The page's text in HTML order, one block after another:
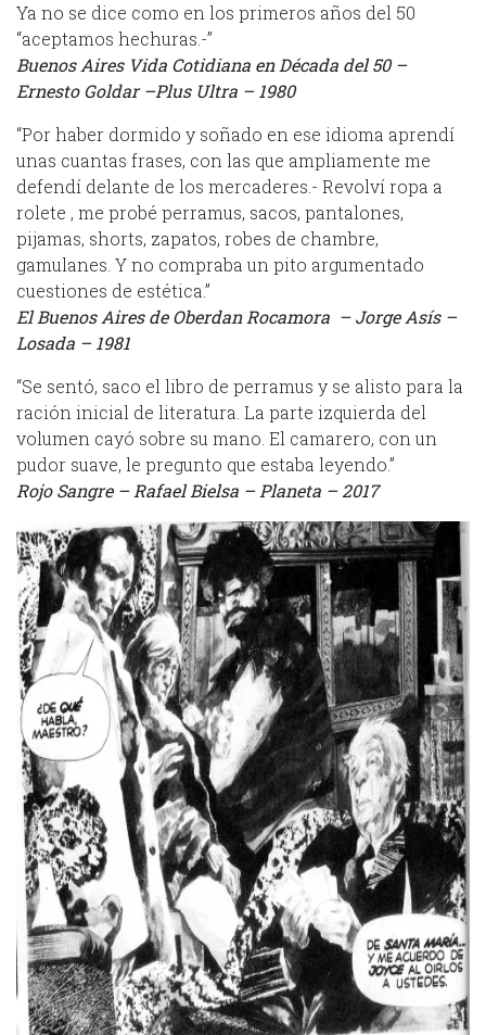
Ya no se dice como en los primeros años del 50
“aceptamos hechuras.-”
Buenos Aires Vida Cotidiana en Década del 50 –
Ernesto Goldar –Plus Ultra – 1980
“Por haber dormido y soñado en ese idioma aprendí
unas cuantas frases, con las que ampliamente me
defendí delante de los mercaderes.- Revolví ropa a
rolete , me probé perramus, sacos, pantalones,
pijamas, shorts, zapatos, robes de chambre,
gamulanes. Y no compraba un pito argumentado
cuestiones de estética.”
El Buenos Aires de Oberdan Rocamora – Jorge Asís –
Losada – 1981
“Se sentó, saco el libro de perramus y se alisto para la
ración inicial de literatura. La parte izquierda del
volumen cayó sobre su mano. El camarero, con un
pudor suave, le pregunto que estaba leyendo.”
Rojo Sangre – Rafael Bielsa – Planeta – 2017